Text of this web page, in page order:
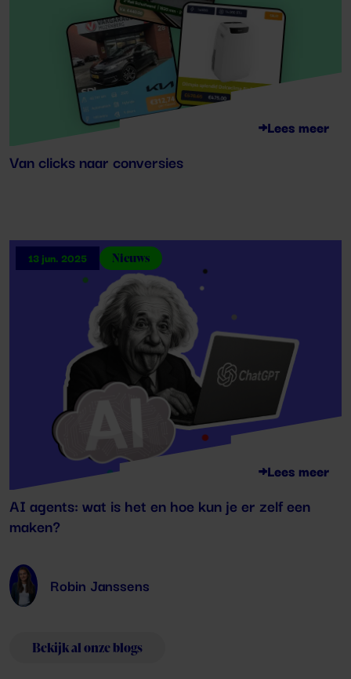
Lees meer
Van clicks naar conversies
13 jun. 2025 Nieuws
Lees meer
AI agents: wat is het en hoe kun je er zelf een
maken?
Robin Janssens
Bekijk al onze blogs